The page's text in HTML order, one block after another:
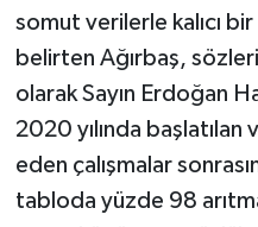
somut verilerle kalıcı
belirten Ağırbaş,
olarak Sayın Erdoğan
2020 yılında
eden çalışmalar
tabloda yüzde 98